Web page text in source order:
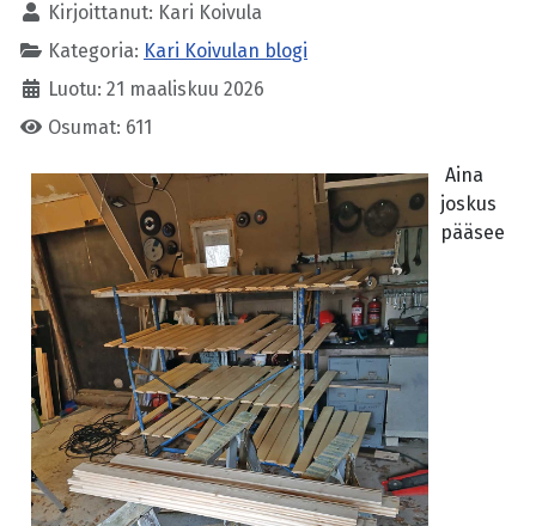
Kirjoittanut: Kari Koivula
Kategoria: Kari Koivulan blogi
Luotu: 21 maaliskuu 2026
Osumat: 611
Aina
joskus
pääsee